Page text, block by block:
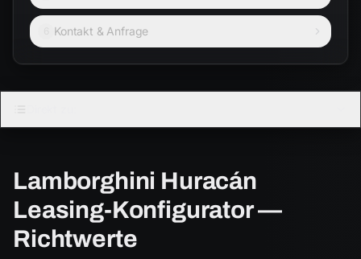
Kontakt & Anfrage
Lamborghini Huracán
Leasing-Konfigurator —
Richtwerte
LAMBORGHINI · COUPÉ
STO
5.2 V10 · Saugmotor · Track
Coupé